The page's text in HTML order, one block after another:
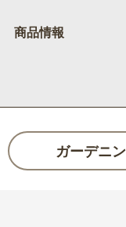
商品情報
ガーデニ